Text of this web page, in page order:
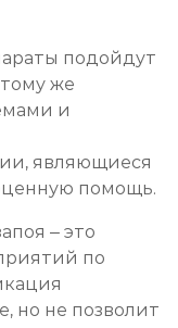
подойдут
же
и
являющиеся
помощь.
– это
по
но не позволит